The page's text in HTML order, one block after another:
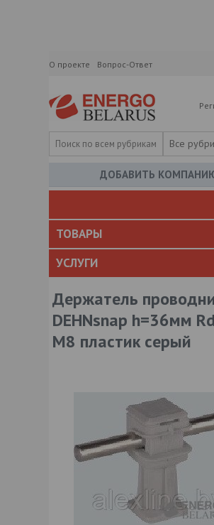
О проекте Вопрос-Ответ
Все
ДОБАВИТЬ
ТОВАРЫ
УСЛУГИ
Держатель
DEHNsnap h=36мм
M8 пластик серый